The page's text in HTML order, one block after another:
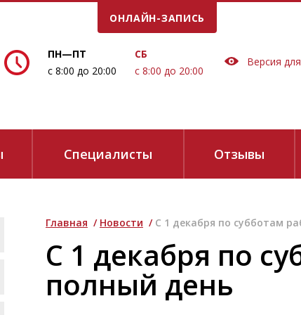
ПН—ПТ
с 8:00 до 20:00
СБ
с 8:00 до 20:00
Версия
ОНЛАЙН-ЗАПИСЬ
Специалисты Отзывы
Главная / Новости / С 1 декабря по субботам
С 1 декабря по
полный день